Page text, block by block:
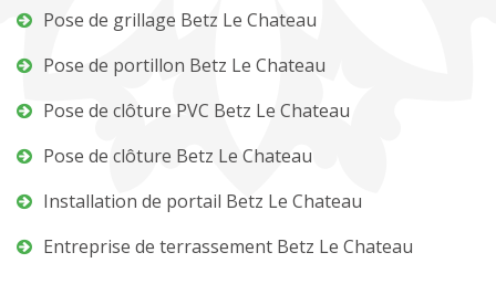
Pose de grillage Betz Le Chateau
Pose de portillon Betz Le Chateau
Pose de clôture PVC Betz Le Chateau
Pose de clôture Betz Le Chateau
Installation de portail Betz Le Chateau
Entreprise de terrassement Betz Le Chateau